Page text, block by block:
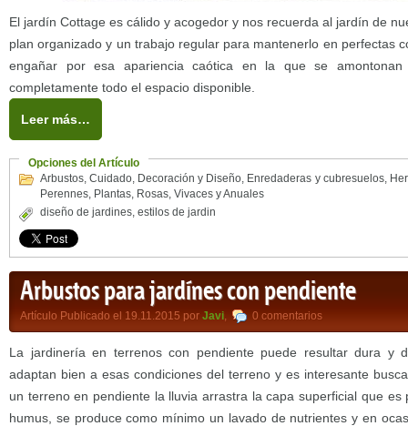
El jardín Cottage es cálido y acogedor y nos recuerda al jardín de
plan organizado y un trabajo regular para mantenerlo en perfectas
engañar por esa apariencia caótica en la que se
completamente todo el espacio disponible.
Leer más…
Opciones del Artículo
Arbustos,Cuidado, Decoración y Diseño, Enredaderas y cubresuelos,
Perennes, Plantas, Rosas, Vivaces y Anuales
diseño de jardines, estilos de jardin
Arbustos para jardínes con pendiente
Artículo Publicado el 19.11.2015 por Javi, 0 comentarios
La jardinería en terrenos con pendiente puede resultar dura y
adaptan bien a esas condiciones del terreno y es interesante
un terreno en pendiente la lluvia arrastra la capa superficial que
humus, se produce como mínimo un lavado de nutrientes y en